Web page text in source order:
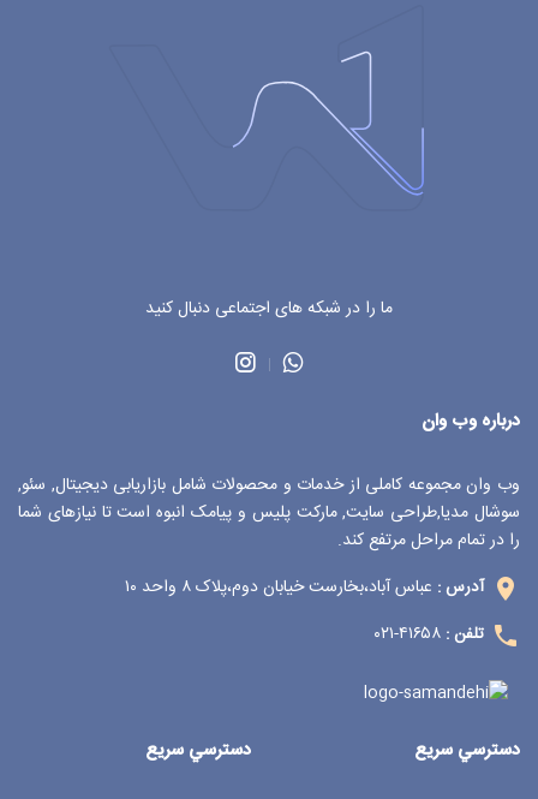
درباره وب وان
وب وان مجموعه کاملی از خدمات و محصولات شامل بازاریابی دیجیتال, سئو,
سوشال مدیا,طراحی سایت, مارکت پلیس و پیامک انبوه است تا نیازهای شما
را در تمام مراحل مرتفع کند.
آدرس : عباس آباد،بخارست خیابان دوم،پلاک ۸ واحد ۱۰
تلفن : ۴۱۶۵۸-۰۲۱
ما را در شبکه های اجتماعی دنبال کنید
دسترسي سريع دسترسي سريع